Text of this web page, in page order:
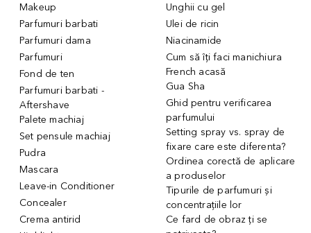
Makeup
Parfumuri barbati
Parfumuri dama
Parfumuri
Fond de ten
Parfumuri barbati -
Aftershave
Palete machiaj
Set pensule machiaj
Pudra
Mascara
Leave-in Conditioner
Concealer
Crema antirid
Unghii cu gel
Ulei de ricin
Niacinamide
Cum să îți faci manichiura
French acasă
Gua Sha
Ghid pentru verificarea
parfumului
Setting spray vs. spray de
fixare care este diferenta?
Ordinea corectă de aplicare
a produselor
Tipurile de parfumuri și
concentrațiile lor
Ce fard de obraz ți se